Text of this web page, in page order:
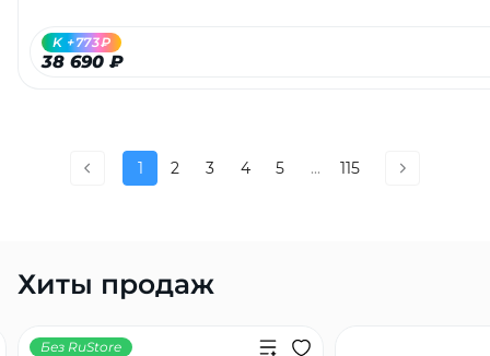
38 690 ₽
K +773₽
1 2 3 4 5 ... 115
Хиты продаж
Без RuStore